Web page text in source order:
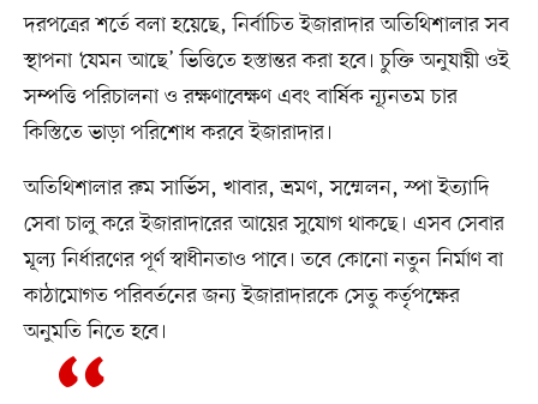
দরপত্রের শর্তে বলা হয়েছে, নির্বাচিত ইজারাদার অতিথিশালার সব
স্থাপনা ‘যেমন আছে’ ভিত্তিতে হস্তান্তর করা হবে। চুক্তি অনুযায়ী ওই
সম্পত্তি পরিচালনা ও রক্ষণাবেক্ষণ এবং বার্ষিক ন্যূনতম চার
কিস্তিতে ভাড়া পরিশোধ করবে ইজারাদার।
অতিথিশালার রুম সার্ভিস, খাবার, ভ্রমণ, সম্মেলন, স্পা ইত্যাদি
সেবা চালু করে ইজারাদারের আয়ের সুযোগ থাকছে। এসব সেবার
মূল্য নির্ধারণের পূর্ণ স্বাধীনতাও পাবে। তবে কোনো নতুন নির্মাণ বা
কাঠামোগত পরিবর্তনের জন্য ইজারাদারকে সেতু কর্তৃপক্ষের
অনুমতি নিতে হবে।